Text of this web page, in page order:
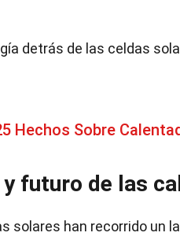
detrás de las celdas
Hechos Sobre
y futuro de las
solares han recorrido un